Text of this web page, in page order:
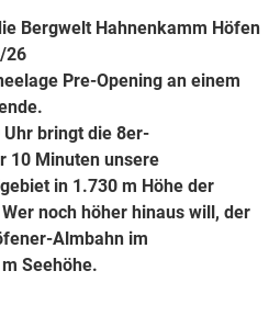
Bergwelt Hahnenkamm Höfen
26
Pre-Opening an einem
bringt die 8er-
10 Minuten unsere
in 1.730 m Höhe der
noch höher hinaus will, der
Almbahn im
Seehöhe.